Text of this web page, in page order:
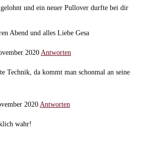
und ein neuer Pullover durfte bei dir
Abend und alles Liebe Gesa
2020 Antworten
Technik, da kommt man schonmal an seine
2020 Antworten
wahr!